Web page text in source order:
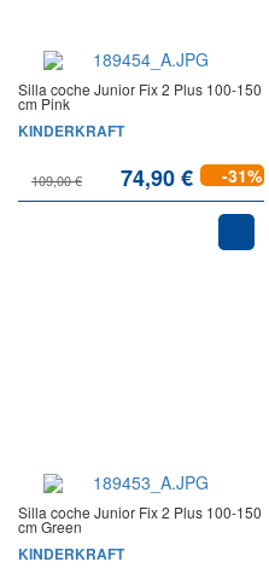
Silla coche Junior Fix 2 Plus 100-150
cm Pink
KINDERKRAFT
109,00 € 74,90 € -31%
Silla coche Junior Fix 2 Plus 100-150
cm Green
KINDERKRAFT